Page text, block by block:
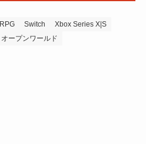
RPG Switch
Xbox Series X|S
オープンワールド